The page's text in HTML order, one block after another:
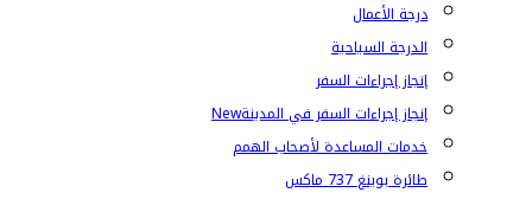
درجة الأعمال
الدرجة السياحية
إنجاز إجراءات السفر
إنجاز إجراءات السفر في المدينةNew
خدمات المساعدة لأصحاب الهمم
طائرة بوينغ 737 ماكس